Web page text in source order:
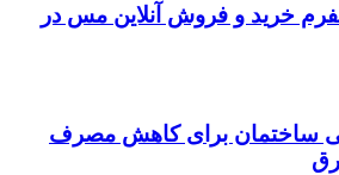
خرید و فروش آنلاین مس در
ساختمان برای کاهش مصرف